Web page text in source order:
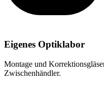
Eigenes Optiklabor
Montage und
Zwischenhändler.